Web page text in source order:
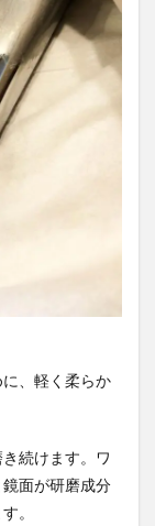
、軽く柔らか
続けます。ワ
面が研磨成分
。